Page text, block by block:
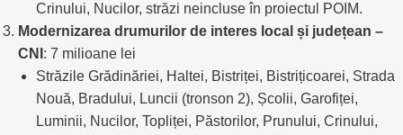
Crinului, Nucilor, străzi neincluse în proiectul POIM.
Modernizarea drumurilor de interes local și județean –
CNI : 7 milioane lei
Străzile Grădinăriei, Haltei, Bistriței, Bistrițicoarei, Strada
Nouă, Bradului, Luncii (tronson 2), Școlii, Garofiței,
Luminii, Nucilor, Topliței, Păstorilor, Prunului, Crinului,